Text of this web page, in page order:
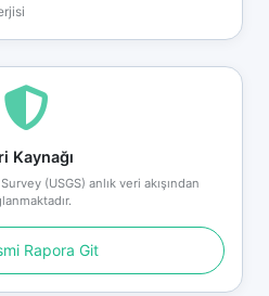
Kaynağı
(USGS) anlık veri akışından
Rapora Git